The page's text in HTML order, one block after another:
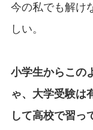
今の私でも解け
しい。
小学生からこの
ゃ、大学受験は
して高校で習っ